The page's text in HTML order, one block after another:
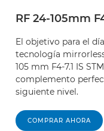
RF 24-105mm
El objetivo para el
tecnología
105 mm F4-7.1 IS
complemento
siguiente nivel.
COMPRAR AHORA